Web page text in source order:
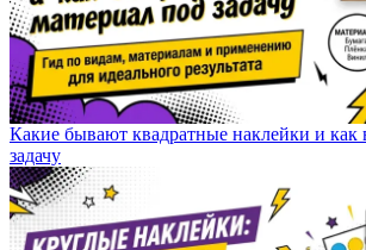
Какие бывают квадратные наклейки и как
задачу